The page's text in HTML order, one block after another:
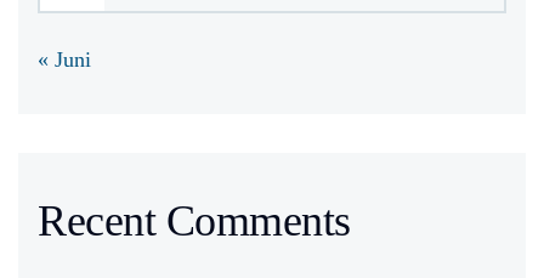
« Juni
Recent Comments